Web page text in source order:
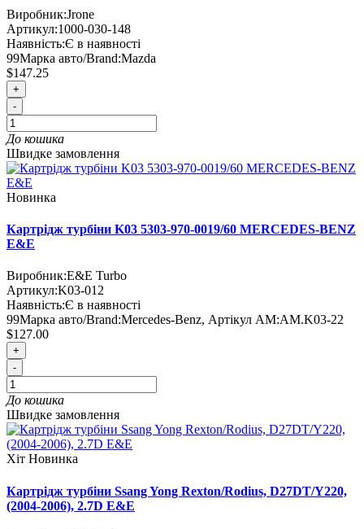
Виробник:Jrone
Артикул:1000-030-148
Наявність:Є в наявності
99Марка авто/Brand:Mazda
$147.25
+
-
До кошика
Швидке замовлення
Новинка
Картрідж турбіни K03 5303-970-0019/60 MERCEDES-BENZ
E&E
Виробник:E&E Turbo
Артикул:K03-012
Наявність:Є в наявності
99Марка авто/Brand:Mercedes-Benz, Артікул AM:AM.K03-22
$127.00
+
-
До кошика
Швидке замовлення
Хіт Новинка
Картрідж турбіни Ssang Yong Rexton/Rodius, D27DT/Y220,
(2004-2006), 2.7D E&E